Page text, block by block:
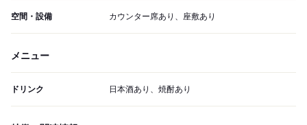
空間・設備 カウンター席あり、座敷あり
メニュー
ドリンク 日本酒あり、焼酎あり